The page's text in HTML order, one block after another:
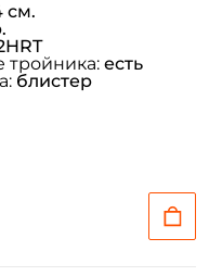
см.
тройника: есть
блистер